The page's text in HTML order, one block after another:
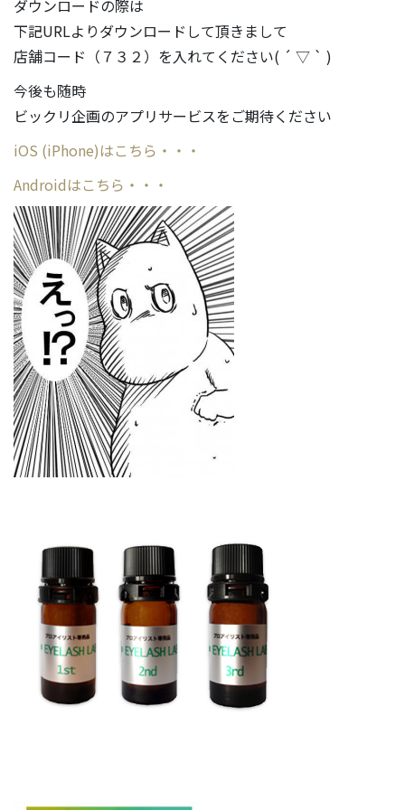
ダウンロードの際は
下記URLよりダウンロードして頂きまして
店舗コード（７３２）を入れてください( ´ ▽ ` )
今後も随時
ビックリ企画のアプリサービスをご期待ください
iOS (iPhone)はこちら・・・
Androidはこちら・・・